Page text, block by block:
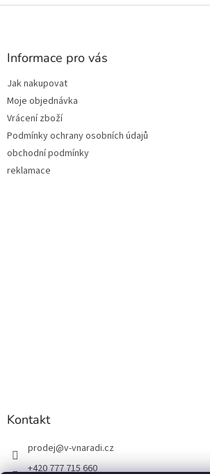
v
Z
Informace pro vás
Jak nakupovat
Moje objednávka
Vrácení zboží
Podmínky ochrany osobních údajů
obchodní podmínky
reklamace
Kontakt
prodej@v-vnaradi.cz
+420 777 715 660